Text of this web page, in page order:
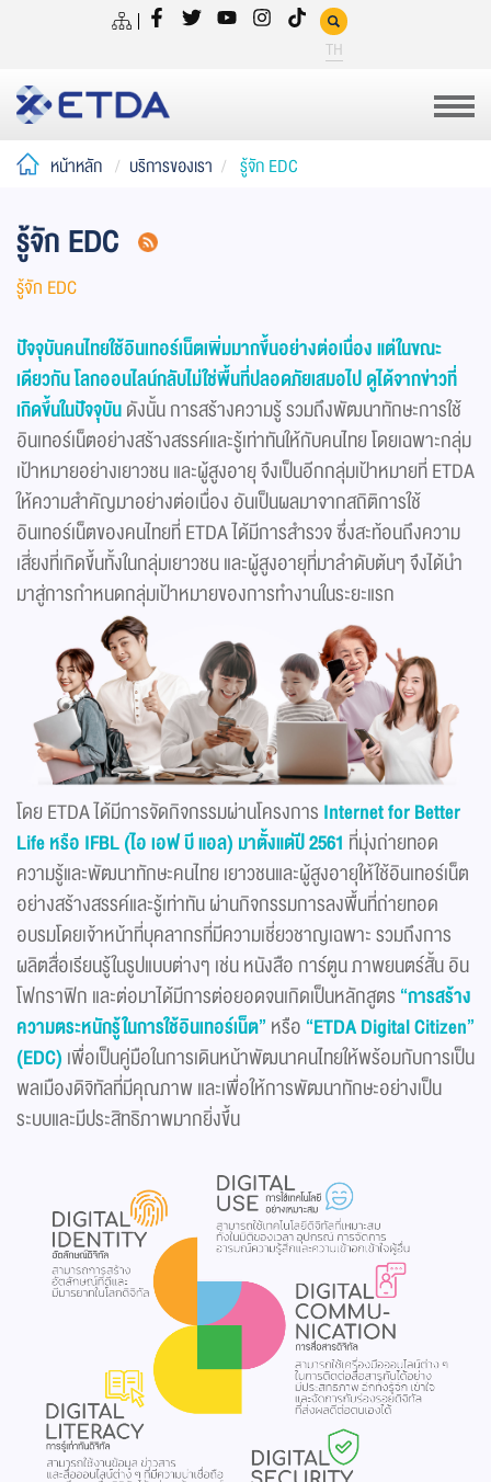
TH
หน้าหลัก บริการของเรา รู้จัก EDC
รู้จัก EDC
รู้จัก EDC
ปัจจุบันคนไทยใช้อินเทอร์เน็ตเพิ่มมากขึ้นอย่างต่อเนื่อง แต่ในขณะ
เดียวกัน โลกออนไลน์กลับไม่ใช่พื้นที่ปลอดภัยเสมอไป ดูได้จากข่าวที่
เกิดขึ้นในปัจจุบันดังนั้น การสร้างความรู้ รวมถึงพัฒนาทักษะการใช้
อินเทอร์เน็ตอย่างสร้างสรรค์และรู้เท่าทันให้กับคนไทย โดยเฉพาะกลุ่ม
เป้าหมายอย่างเยาวชน และผู้สูงอายุ จึงเป็นอีกกลุ่มเป้าหมายที่ ETDA
ให้ความสำคัญมาอย่างต่อเนื่อง อันเป็นผลมาจากสถิติการใช้
อินเทอร์เน็ตของคนไทยที่ ETDA ได้มีการสำรวจ ซึ่งสะท้อนถึงความ
เสี่ยงที่เกิดขึ้นทั้งในกลุ่มเยาวชน และผู้สูงอายุที่มาลำดับต้นๆ จึงได้นำ
มาสู่การกำหนดกลุ่มเป้าหมายของการทำงานในระยะแรก​ ​
โดย ETDA ได้มีการจัดกิจกรรมผ่านโครงการ Internet for Better
Life หรือ IFBL (ไอ เอฟ บี แอล) มาตั้งแต่ปี 2561 ที่มุ่งถ่ายทอด
ความรู้และพัฒนาทักษะคนไทย เยาวชนและผู้สูงอายุให้ใช้อินเทอร์เน็ต
อย่างสร้างสรรค์และรู้เท่าทัน ผ่านกิจกรรมการลงพื้นที่ถ่ายทอด
อบรมโดยเจ้าหน้าที่บุคลากรที่มีความเชี่ยวชาญเฉพาะ รวมถึงการ
ผลิตสื่อเรียนรู้ในรูปแบบต่างๆ เช่น หนังสือ การ์ตูน ภาพยนตร์สั้น อิน
โฟกราฟิก และต่อมาได้มีการต่อยอดจนเกิดเป็นหลักสูตร “การสร้าง
ความตระหนักรู้ในการใช้อินเทอร์เน็ต” หรือ “ETDA Digital Citizen”
(EDC) เพื่อเป็นคู่มือในการเดินหน้าพัฒนาคนไทยให้พร้อมกับการเป็น
พลเมืองดิจิทัลที่มีคุณภาพ และเพื่อให้การพัฒนาทักษะอย่างเป็น
ระบบและมีประสิทธิภาพมากยิ่งขึ้น